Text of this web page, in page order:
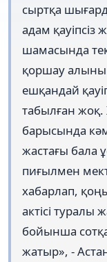
сыртқа
адам қауіпсіз
шамасында
қоршау
ешқандай
табылған жоқ.
барысында
жастағы бала
пиғылмен
хабарлап,
актісі туралы
бойынша
жатыр», -